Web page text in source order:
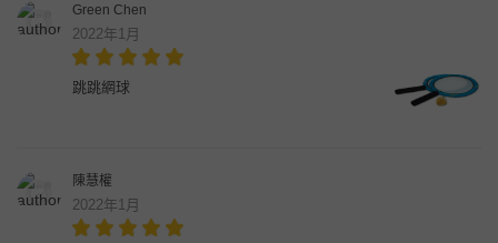
Green Chen
2022年1月
跳跳網球
陳慧權
2022年1月